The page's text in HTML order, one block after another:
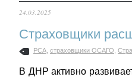
24.03.2025
Страховщики
РСА страховщики ОСАГО
В ДНР активно